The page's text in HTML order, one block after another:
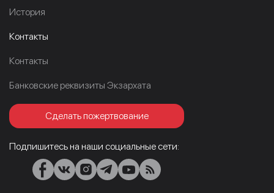
История
Контакты
Контакты
Банковские реквизиты Экзархата
Сделать пожертвование
Подпишитесь на наши социальные сети: